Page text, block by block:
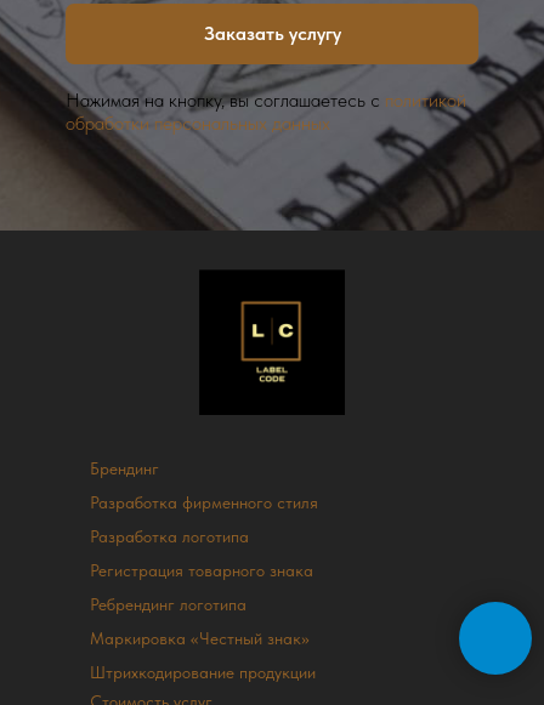
Заказать услугу
Нажимая на кнопку, вы соглашаетесь с политикой
обработки персональных данных
Брендинг
Разработка фирменного стиля
Разработка логотипа
Регистрация товарного знака
Ребрендинг логотипа
Маркировка «Честный знак»
Штрихкодирование продукции